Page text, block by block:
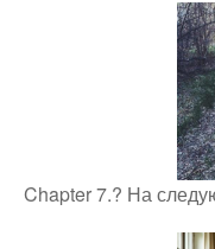
Chapter 7.? На